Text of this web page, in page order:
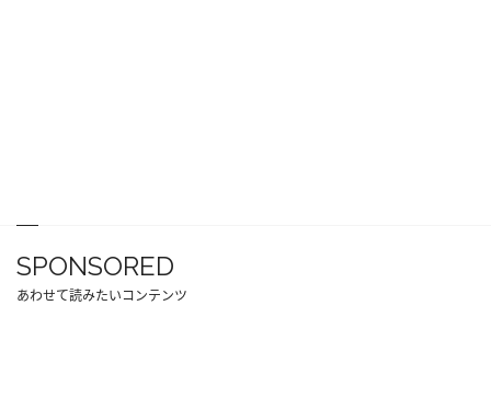
SPONSORED
あわせて読みたいコンテンツ